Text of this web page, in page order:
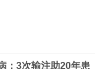
：3次输注助20年患